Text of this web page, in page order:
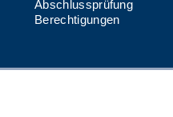
Abschlussprüfung
Berechtigungen